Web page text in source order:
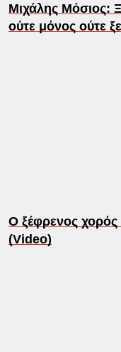
Μιχάλης Μόσιος:
ούτε μόνος ούτε
Ο ξέφρενος χορός
(Video)